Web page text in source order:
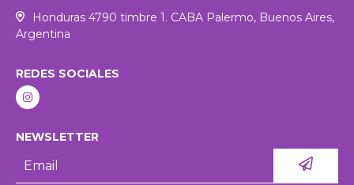
Honduras 4790 timbre 1. CABA Palermo, Buenos Aires,
Argentina
REDES SOCIALES
NEWSLETTER